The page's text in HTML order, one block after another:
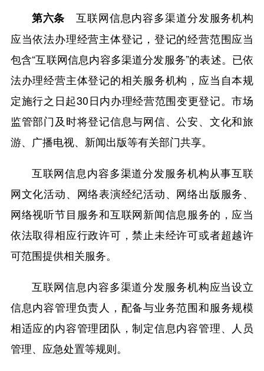
第六条 互联网信息内容多渠道分发服务机构
应当依法办理经营主体登记，登记的经营范围应当
包含“互联网信息内容多渠道分发服务”的表述。已依
法办理经营主体登记的相关服务机构，应当自本规
定施行之日起30日内办理经营范围变更登记。市场
监管部门及时将登记信息与网信、公安、文化和旅
游、广播电视、新闻出版等有关部门共享。
互联网信息内容多渠道分发服务机构从事互联
网文化活动、网络表演经纪活动、网络出版服务、
网络视听节目服务和互联网新闻信息服务的，应当
依法取得相应行政许可，禁止未经许可或者超越许
可范围提供相关服务。
互联网信息内容多渠道分发服务机构应当设立
信息内容管理负责人，配备与业务范围和服务规模
相适应的内容管理团队，制定信息内容管理、人员
管理、应急处置等规则。